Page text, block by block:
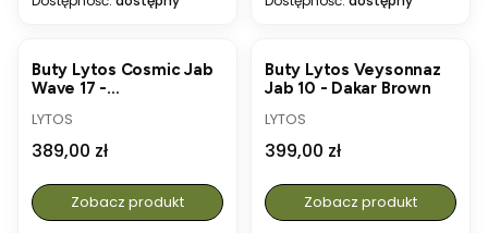
Buty Lytos Cosmic Jab
Wave 17 -
PRODUCENT
LYTOS
Cena
389,00 zł
Zobacz produkt
Buty Lytos Veysonnaz
Jab 10 - Dakar Brown
PRODUCENT
LYTOS
Cena
399,00 zł
Zobacz produkt